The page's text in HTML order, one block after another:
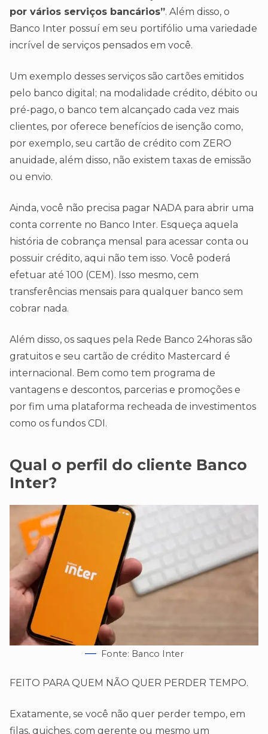
por vários serviços bancários”. Além disso, o
Banco Inter possuí em seu portifólio uma variedade
incrível de serviços pensados em você.
Um exemplo desses serviços são cartões emitidos
pelo banco digital; na modalidade crédito, débito ou
pré-pago, o banco tem alcançado cada vez mais
clientes, por oferece benefícios de isenção como,
por exemplo, seu cartão de crédito com ZERO
anuidade, além disso, não existem taxas de emissão
ou envio.
Ainda, você não precisa pagar NADA para abrir uma
conta corrente no Banco Inter. Esqueça aquela
história de cobrança mensal para acessar conta ou
possuir crédito, aqui não tem isso. Você poderá
efetuar até 100 (CEM). Isso mesmo, cem
transferências mensais para qualquer banco sem
cobrar nada.
Além disso, os saques pela Rede Banco 24horas são
gratuitos e seu cartão de crédito Mastercard é
internacional. Bem como tem programa de
vantagens e descontos, parcerias e promoções e
por fim uma plataforma recheada de investimentos
como os fundos CDI.
Qual o perfil do cliente Banco
Inter?
Fonte: Banco Inter
FEITO PARA QUEM NÃO QUER PERDER TEMPO.
Exatamente, se você não quer perder tempo, em
filas, quiches, com gerente ou mesmo um